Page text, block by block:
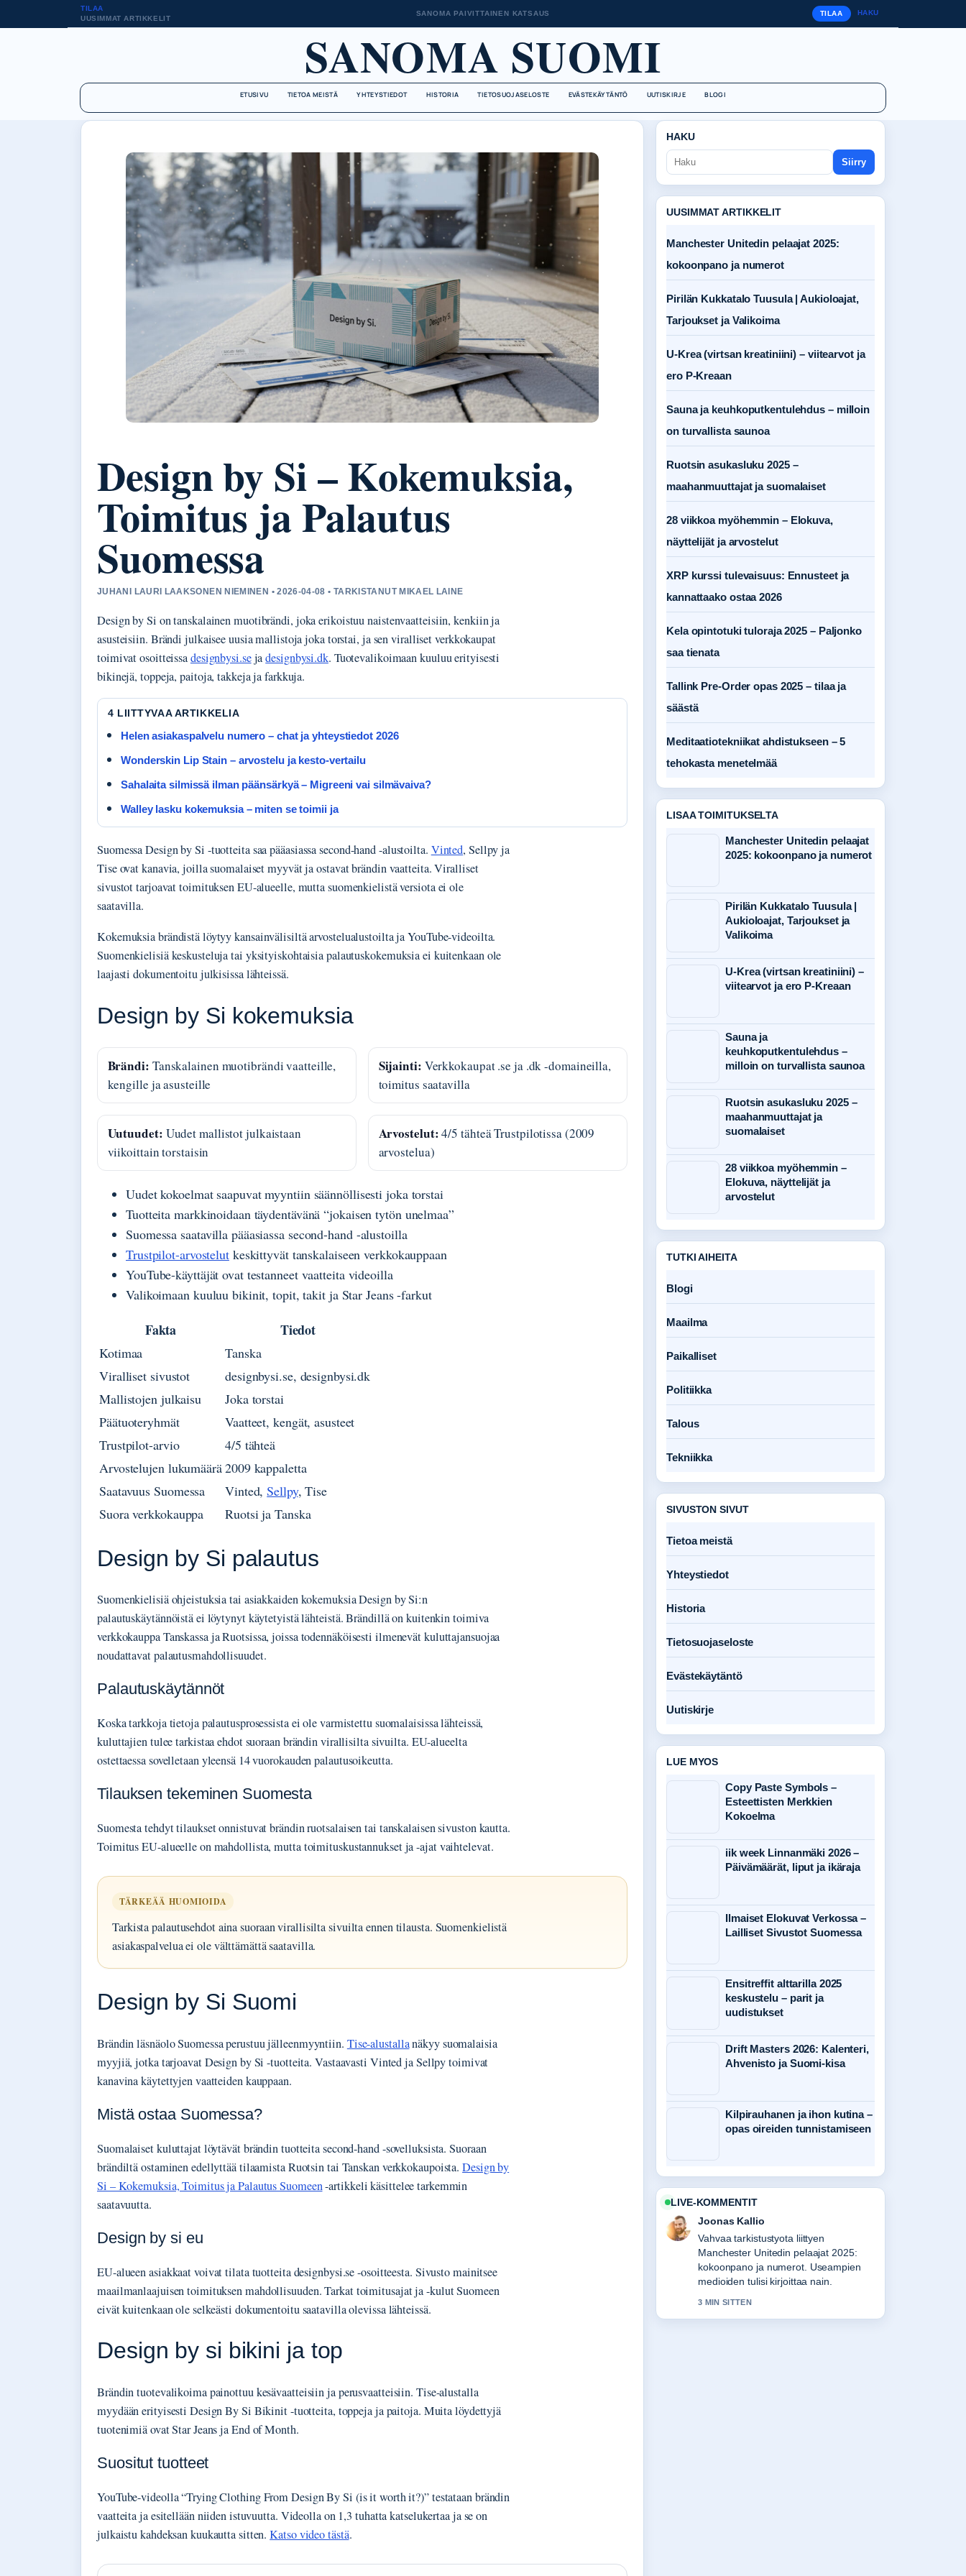
TILAA
UUSIMMAT ARTIKKELIT
SANOMA PAIVITTAINEN KATSAUS TILAA HAKU
SANOMA SUOMI
ETUSIVU TIETOA MEISTÄ YHTEYSTIEDOT HISTORIA TIETOSUOJASELOSTE EVÄSTEKÄYTÄNTÖ UUTISKIRJE BLOGI
Design by Si – Kokemuksia,
Toimitus ja Palautus
Suomessa
JUHANI LAURI LAAKSONEN NIEMINEN • 2026-04-08 • TARKISTANUT MIKAEL LAINE
Design by Si on tanskalainen muotibrändi, joka erikoistuu naistenvaatteisiin, kenkiin ja
asusteisiin. Brändi julkaisee uusia mallistoja joka torstai, ja sen viralliset verkkokaupat
toimivat osoitteissadesignbysi.sejadesignbysi.dk. Tuotevalikoimaan kuuluu erityisesti
bikinejä, toppeja, paitoja, takkeja ja farkkuja.
4 LIITTYVAA ARTIKKELIA
Helen asiakaspalvelu numero – chat ja yhteystiedot 2026
Wonderskin Lip Stain – arvostelu ja kesto-vertailu
Sahalaita silmissä ilman päänsärkyä – Migreeni vai silmävaiva?
Walley lasku kokemuksia – miten se toimii ja
Suomessa Design by Si -tuotteita saa pääasiassa second-hand -alustoilta. Vinted, Sellpy ja
Tise ovat kanavia, joilla suomalaiset myyvät ja ostavat brändin vaatteita. Viralliset
sivustot tarjoavat toimituksen EU-alueelle, mutta suomenkielistä versiota ei ole
saatavilla.
Kokemuksia brändistä löytyy kansainvälisiltä arvostelualustoilta ja YouTube-videoilta.
Suomenkielisiä keskusteluja tai yksityiskohtaisia palautuskokemuksia ei kuitenkaan ole
laajasti dokumentoitu julkisissa lähteissä.
Design by Si kokemuksia
Brändi: Tanskalainen muotibrändi vaatteille,
kengille ja asusteille
Sijainti: Verkkokaupat .se ja .dk -domaineilla,
toimitus saatavilla
Uutuudet: Uudet mallistot julkaistaan
viikoittain torstaisin
Arvostelut:4/5 tähteä Trustpilotissa (2009
arvostelua)
Uudet kokoelmat saapuvat myyntiin säännöllisesti joka torstai
Tuotteita markkinoidaan täydentävänä “jokaisen tytön unelmaa”
Suomessa saatavilla pääasiassa second-hand -alustoilla
Trustpilot-arvostelutkeskittyvät tanskalaiseen verkkokauppaan
YouTube-käyttäjät ovat testanneet vaatteita videoilla
Valikoimaan kuuluu bikinit, topit, takit ja Star Jeans -farkut
Fakta Tiedot
Kotimaa
Tanska
Viralliset sivustot
designbysi.se, designbysi.dk
Mallistojen julkaisu
Joka torstai
Päätuoteryhmät
Vaatteet, kengät, asusteet
Trustpilot-arvio
4/5 tähteä
Arvostelujen lukumäärä2009 kappaletta
Saatavuus Suomessa
Vinted,Sellpy, Tise
Suora verkkokauppa
Ruotsi ja Tanska
Design by Si palautus
Suomenkielisiä ohjeistuksia tai asiakkaiden kokemuksia Design by Si:n
palautuskäytännöistä ei löytynyt käytetyistä lähteistä. Brändillä on kuitenkin toimiva
verkkokauppa Tanskassa ja Ruotsissa, joissa todennäköisesti ilmenevät kuluttajansuojaa
noudattavat palautusmahdollisuudet.
Palautuskäytännöt
Koska tarkkoja tietoja palautusprosessista ei ole varmistettu suomalaisissa lähteissä,
kuluttajien tulee tarkistaa ehdot suoraan brändin virallisilta sivuilta. EU-alueelta
ostettaessa sovelletaan yleensä 14 vuorokauden palautusoikeutta.
Tilauksen tekeminen Suomesta
Suomesta tehdyt tilaukset onnistuvat brändin ruotsalaisen tai tanskalaisen sivuston kautta.
Toimitus EU-alueelle on mahdollista, mutta toimituskustannukset ja -ajat vaihtelevat.
TÄRKEÄÄ HUOMIOIDA
Tarkista palautusehdot aina suoraan virallisilta sivuilta ennen tilausta. Suomenkielistä
asiakaspalvelua ei ole välttämättä saatavilla.
Design by Si Suomi
Brändin läsnäolo Suomessa perustuu jälleenmyyntiin. Tise-alustallanäkyy suomalaisia
myyjiä, jotka tarjoavat Design by Si -tuotteita. Vastaavasti Vinted ja Sellpy toimivat
kanavina käytettyjen vaatteiden kauppaan.
Mistä ostaa Suomessa?
Suomalaiset kuluttajat löytävät brändin tuotteita second-hand -sovelluksista. Suoraan
brändiltä ostaminen edellyttää tilaamista Ruotsin tai Tanskan verkkokaupoista.Design by
Si – Kokemuksia, Toimitus ja Palautus Suomeen-artikkeli käsittelee tarkemmin
saatavuutta.
Design by si eu
EU-alueen asiakkaat voivat tilata tuotteita designbysi.se -osoitteesta. Sivusto mainitsee
maailmanlaajuisen toimituksen mahdollisuuden. Tarkat toimitusajat ja -kulut Suomeen
eivät kuitenkaan ole selkeästi dokumentoitu saatavilla olevissa lähteissä.
Design by si bikini ja top
Brändin tuotevalikoima painottuu kesävaatteisiin ja perusvaatteisiin. Tise-alustalla
myydään erityisesti Design By Si Bikinit -tuotteita, toppeja ja paitoja. Muita löydettyjä
tuotenimiä ovat Star Jeans ja End of Month.
Suositut tuotteet
YouTube-videolla “Trying Clothing From Design By Si (is it worth it?)” testataan brändin
vaatteita ja esitellään niiden istuvuutta. Videolla on 1,3 tuhatta katselukertaa ja se on
julkaistu kahdeksan kuukautta sitten.Katso video tästä.
HAKU
Siirry
UUSIMMAT ARTIKKELIT
Manchester Unitedin pelaajat 2025:
kokoonpano ja numerot
Pirilän Kukkatalo Tuusula | Aukioloajat,
Tarjoukset ja Valikoima
U-Krea (virtsan kreatiniini) – viitearvot ja
ero P-Kreaan
Sauna ja keuhkoputkentulehdus – milloin
on turvallista saunoa
Ruotsin asukasluku 2025 –
maahanmuuttajat ja suomalaiset
28 viikkoa myöhemmin – Elokuva,
näyttelijät ja arvostelut
XRP kurssi tulevaisuus: Ennusteet ja
kannattaako ostaa 2026
Kela opintotuki tuloraja 2025 – Paljonko
saa tienata
Tallink Pre-Order opas 2025 – tilaa ja
säästä
Meditaatiotekniikat ahdistukseen – 5
tehokasta menetelmää
LISAA TOIMITUKSELTA
Manchester Unitedin pelaajat
2025: kokoonpano ja numerot
Pirilän Kukkatalo Tuusula |
Aukioloajat, Tarjoukset ja
Valikoima
U-Krea (virtsan kreatiniini) –
viitearvot ja ero P-Kreaan
Sauna ja
keuhkoputkentulehdus –
milloin on turvallista saunoa
Ruotsin asukasluku 2025 –
maahanmuuttajat ja
suomalaiset
28 viikkoa myöhemmin –
Elokuva, näyttelijät ja
arvostelut
TUTKI AIHEITA
Blogi
Maailma
Paikalliset
Politiikka
Talous
Tekniikka
SIVUSTON SIVUT
Tietoa meistä
Yhteystiedot
Historia
Tietosuojaseloste
Evästekäytäntö
Uutiskirje
LUE MYOS
Copy Paste Symbols –
Esteettisten Merkkien
Kokoelma
iik week Linnanmäki 2026 –
Päivämäärät, liput ja ikäraja
Ilmaiset Elokuvat Verkossa –
Lailliset Sivustot Suomessa
Ensitreffit alttarilla 2025
keskustelu – parit ja
uudistukset
Drift Masters 2026: Kalenteri,
Ahvenisto ja Suomi-kisa
Kilpirauhanen ja ihon kutina –
opas oireiden tunnistamiseen
LIVE-KOMMENTIT
Joonas Kallio
Vahvaa tarkistustyota liittyen
Manchester Unitedin pelaajat 2025:
kokoonpano ja numerot. Useampien
medioiden tulisi kirjoittaa nain.
3 MIN SITTEN